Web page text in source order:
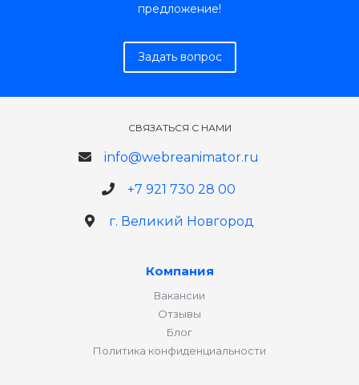
предложение!
Задать вопрос
СВЯЗАТЬСЯ С НАМИ
info@webreanimator.ru
+7 921 730 28 00
г. Великий Новгород
Компания
Вакансии
Отзывы
Блог
Политика конфиденциальности